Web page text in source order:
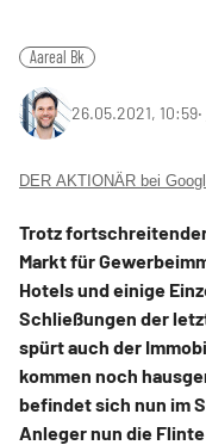
Aareal Bk
26.05.2021, 10:59‧
DER AKTIONÄR bei
Trotz
Markt für
Hotels und einige
Schließungen der
spürt auch der
kommen noch
befindet sich nun im
Anleger nun die